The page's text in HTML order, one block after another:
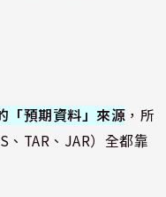
「預期資料」來源 ，所
、TAR、JAR）全都靠